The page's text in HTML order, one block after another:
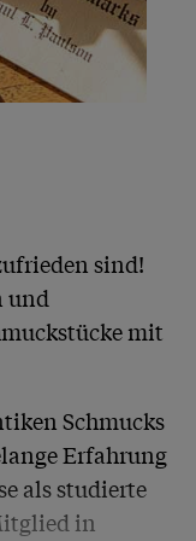
sind!
und
mit
Schmucks
Erfahrung
als studierte
in